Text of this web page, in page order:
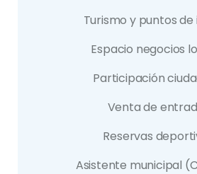
Turismo y puntos
Espacio negocios
Participación
Venta de
Reservas
Asistente municipal